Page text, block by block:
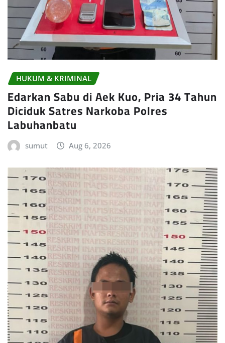
HUKUM & KRIMINAL
Edarkan Sabu di Aek Kuo, Pria 34 Tahun
Diciduk Satres Narkoba Polres
Labuhanbatu
sumut Aug 6, 2026